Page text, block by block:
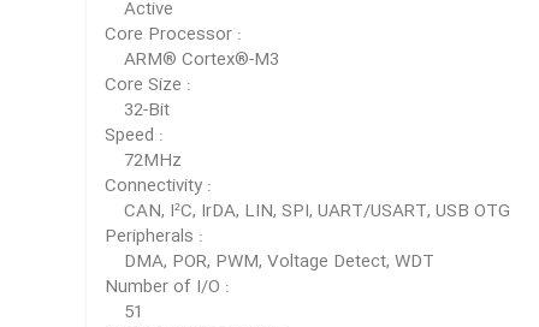
Active
Core Processor :
ARM® Cortex®-M3
Core Size :
32-Bit
Speed :
72MHz
Connectivity :
CAN, I²C, IrDA, LIN, SPI, UART/USART, USB OTG
Peripherals :
DMA, POR, PWM, Voltage Detect, WDT
Number of I/O :
51